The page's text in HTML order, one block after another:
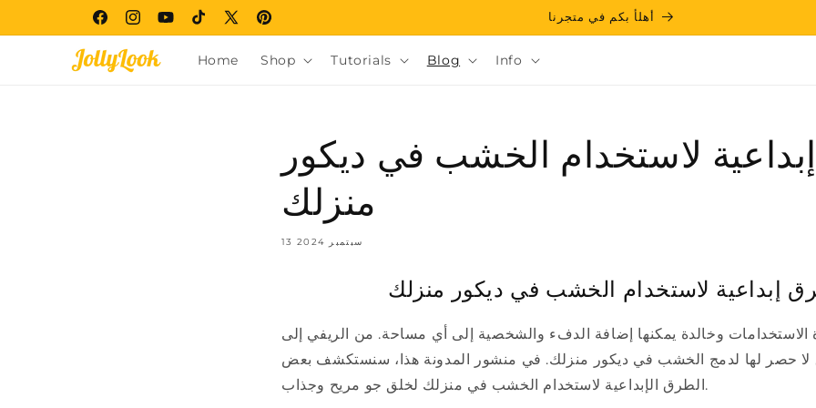
FacebookInstagram
YouTubeTikTok
X
Pinterest
أهلأ بكم في متجرنا
Home Shop Tutorials Blog Info
لاستخدام الخشب في ديكور
منزلك
13 سبتمبر 2024
إبداعية لاستخدام الخشب في ديكور منزلك
وخالدة يمكنها إضافة الدفء والشخصية إلى أي مساحة. من الريفي إلى
لا حصر لها لدمج الخشب في ديكور منزلك. في منشور المدونة هذا، سنستكشف بعض
الطرق الإبداعية لاستخدام الخشب في منزلك لخلق جو مريح وجذاب.